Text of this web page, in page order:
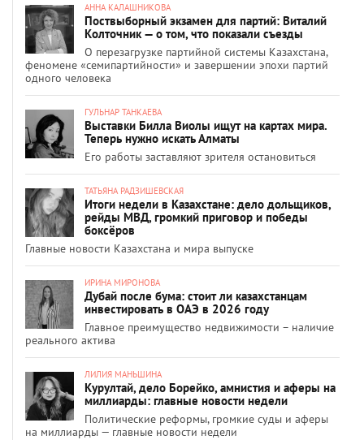
АННА КАЛАШНИКОВА
Поствыборный экзамен для партий: Виталий
Колточник — о том, что показали съезды
О перезагрузке партийной системы Казахстана,
феномене «семипартийности» и завершении эпохи партий
одного человека
ГУЛЬНАР ТАНКАЕВА
Выставки Билла Виолы ищут на картах мира.
Теперь нужно искать Алматы
Его работы заставляют зрителя остановиться
ТАТЬЯНА РАДЗИШЕВСКАЯ
Итоги недели в Казахстане: дело дольщиков,
рейды МВД, громкий приговор и победы
боксёров
Главные новости Казахстана и мира выпуске
ИРИНА МИРОНОВА
Дубай после бума: стоит ли казахстанцам
инвестировать в ОАЭ в 2026 году
Главное преимущество недвижимости – наличие
реального актива
ЛИЛИЯ МАНЬШИНА
Курултай, дело Борейко, амнистия и аферы на
миллиарды: главные новости недели
Политические реформы, громкие суды и аферы
на миллиарды — главные новости недели